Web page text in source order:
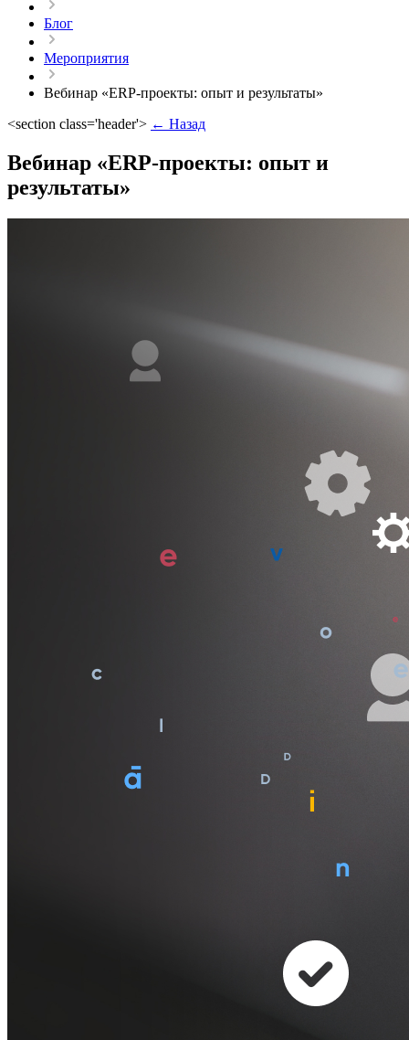
Блог
Мероприятия
Вебинар «ERP-проекты: опыт и результаты»
<section class='header'> ← Назад
Вебинар «ERP-проекты: опыт и
результаты»